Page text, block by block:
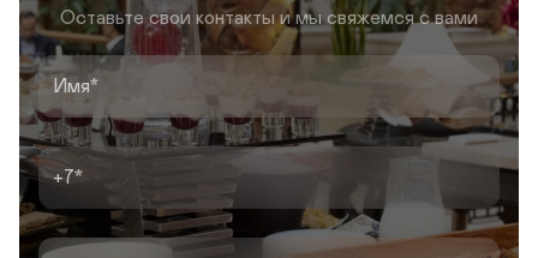
Оставьте свои контакты и мы свяжемся с вами
Имя
+7